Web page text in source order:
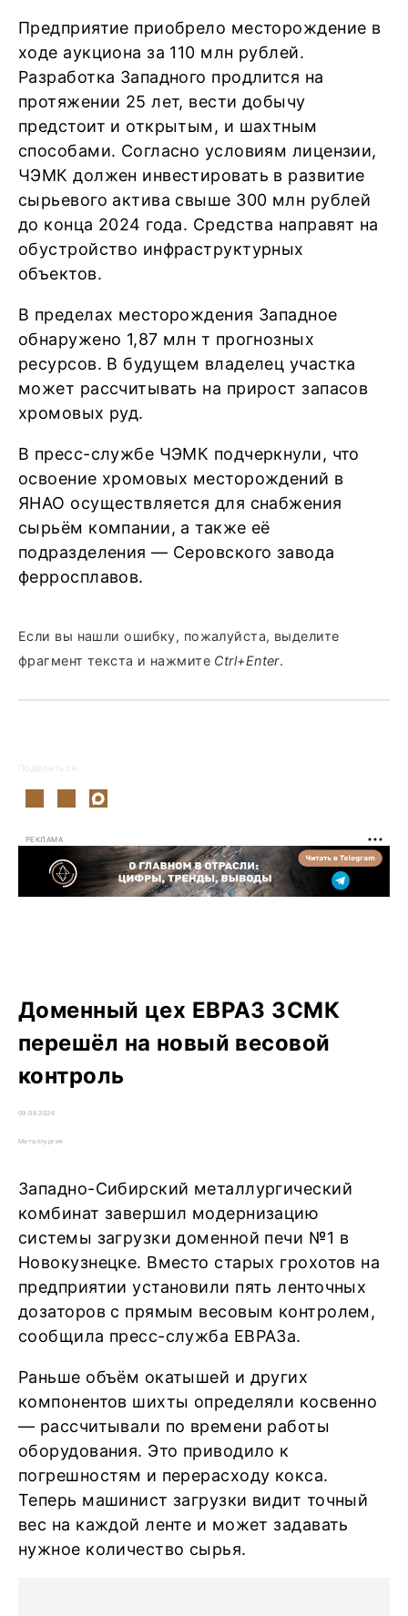
Предприятие приобрело месторождение в
ходе аукциона за 110 млн рублей.
Разработка Западного продлится на
протяжении 25 лет, вести добычу
предстоит и открытым, и шахтным
способами. Согласно условиям лицензии,
ЧЭМК должен инвестировать в развитие
сырьевого актива свыше 300 млн рублей
до конца 2024 года. Средства направят на
обустройство инфраструктурных
объектов.
В пределах месторождения Западное
обнаружено 1,87 млн т прогнозных
ресурсов. В будущем владелец участка
может рассчитывать на прирост запасов
хромовых руд.
В пресс-службе ЧЭМК подчеркнули, что
освоение хромовых месторождений в
ЯНАО осуществляется для снабжения
сырьём компании, а также её
подразделения — Серовского завода
ферросплавов.
Если вы нашли ошибку, пожалуйста, выделите
фрагмент текста и нажмите Ctrl+Enter.
Поделиться:
РЕКЛАМА
Доменный цех ЕВРАЗ ЗСМК
перешёл на новый весовой
контроль
09.08.2026
Металлургия
Западно-Сибирский металлургический
комбинат завершил модернизацию
системы загрузки доменной печи №1 в
Новокузнецке. Вместо старых грохотов на
предприятии установили пять ленточных
дозаторов с прямым весовым контролем,
сообщила пресс-служба ЕВРАЗа.
Раньше объём окатышей и других
компонентов шихты определяли косвенно
— рассчитывали по времени работы
оборудования. Это приводило к
погрешностям и перерасходу кокса.
Теперь машинист загрузки видит точный
вес на каждой ленте и может задавать
нужное количество сырья.